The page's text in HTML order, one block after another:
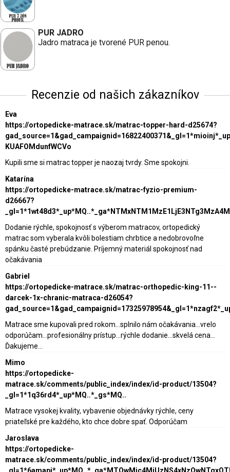
PUR JADRO
Jadro matraca je tvorené PUR penou.
Recenzie od našich zákazníkov
Eva
https://ortopedicke-matrace.sk/matrac-topper-hard-d25674?
KUAFOMdunfWCVo
Kupili sme si matrac topper je naozaj tvrdy. Sme spokojni.
Katarína
https://ortopedicke-matrace.sk/matrac-fyzio-premium-
d26667?
Dodanie rýchle, spokojnosť s výberom matracov, ortopedický
matrac som vyberala kvôli bolestiam chrbtice a nedobrovoľne
spánku časté prebúdzanie. Príjemný materiál spokojnosť nad
očakávania
Gabriel
https://ortopedicke-matrace.sk/matrac-orthopedic-king-11--
darcek-1x-chranic-matraca-d26054?
Matrace sme kupovali pred rokom...splnilo nám očakávania...vrelo
odporúčam...profesionálny prístup...rýchle dodanie...skvelá cena...
Ďakujeme...
Mimo
https://ortopedicke-
matrace.sk/comments/public_index/index/id-product/13504?
_gl=1*1q36rd4*_up*MQ..*_gs*MQ..
Matrace vysokej kvality, vybavenie objednávky rýchle, ceny
priateľské pre každého, kto chce dobre spať. Odporúčam
Jaroslava
https://ortopedicke-
matrace.sk/comments/public_index/index/id-product/13504?